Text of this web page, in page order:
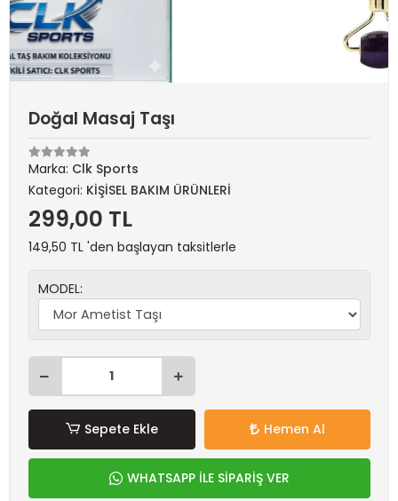
Doğal Masaj Taşı
Marka: Clk Sports
Kategori: KİŞİSEL BAKIM ÜRÜNLERİ
299,00 TL
149,50 TL 'den başlayan taksitlerle
MODEL:
Sepete Ekle Hemen Al
WHATSAPP İLE SİPARİŞ VER